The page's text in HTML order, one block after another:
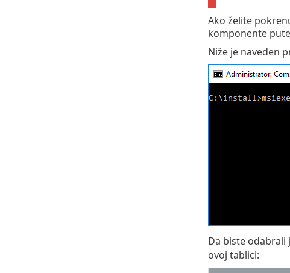
Ako želite
komponente
Niže je naveden
Da biste
ovoj tablici: